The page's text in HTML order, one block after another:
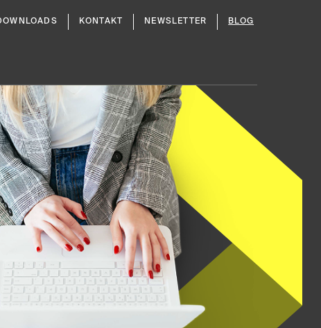
KONTAKT NEWSLETTER BLOG